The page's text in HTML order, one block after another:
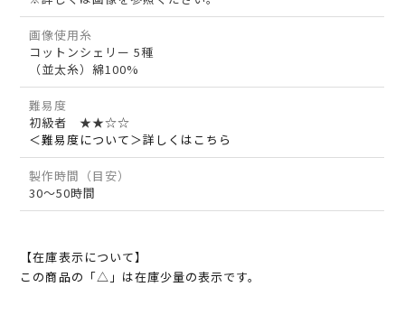
画像使用糸
コットンシェリー 5種
（並太糸）綿100%
難易度
初級者 ★★☆☆
＜難易度について＞詳しくはこちら
製作時間（目安）
30～50時間
【在庫表示について】
この商品の「△」は在庫少量の表示です。